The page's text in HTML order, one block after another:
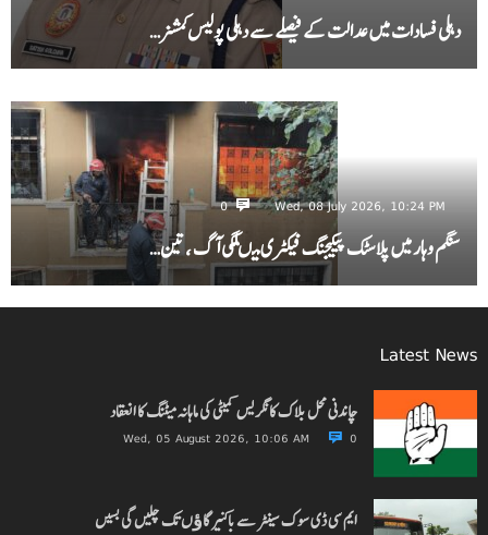
دہلی فسادات میں عدالت کے فیصلے سے دہلی پولیس کمشنر…
Wed, 08 July 2026, 10:24 PM
0
سنگم وہار میں پلاسٹک پیکیجنگ فیکٹری میںلگی آگ ، تین…
Latest News
چاندنی محل بلاک کانگریس کمیٹی کی ماہانہ میٹنگ کا انعقاد
Wed, 05 August 2026, 10:06 AM 0
ایم سی ڈی سوک سینٹر سے باکنیر گاﺅں تک چلیں گی بسیں